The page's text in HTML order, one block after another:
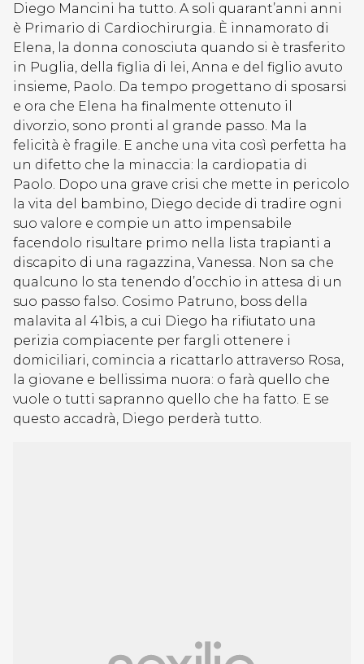
Diego Mancini ha tutto. A soli quarant’anni anni
è Primario di Cardiochirurgia. È innamorato di
Elena, la donna conosciuta quando si è trasferito
in Puglia, della figlia di lei, Anna e del figlio avuto
insieme, Paolo. Da tempo progettano di sposarsi
e ora che Elena ha finalmente ottenuto il
divorzio, sono pronti al grande passo. Ma la
felicità è fragile. E anche una vita così perfetta ha
un difetto che la minaccia: la cardiopatia di
Paolo. Dopo una grave crisi che mette in pericolo
la vita del bambino, Diego decide di tradire ogni
suo valore e compie un atto impensabile
facendolo risultare primo nella lista trapianti a
discapito di una ragazzina, Vanessa. Non sa che
qualcuno lo sta tenendo d’occhio in attesa di un
suo passo falso. Cosimo Patruno, boss della
malavita al 41bis, a cui Diego ha rifiutato una
perizia compiacente per fargli ottenere i
domiciliari, comincia a ricattarlo attraverso Rosa,
la giovane e bellissima nuora: o farà quello che
vuole o tutti sapranno quello che ha fatto. E se
questo accadrà, Diego perderà tutto.